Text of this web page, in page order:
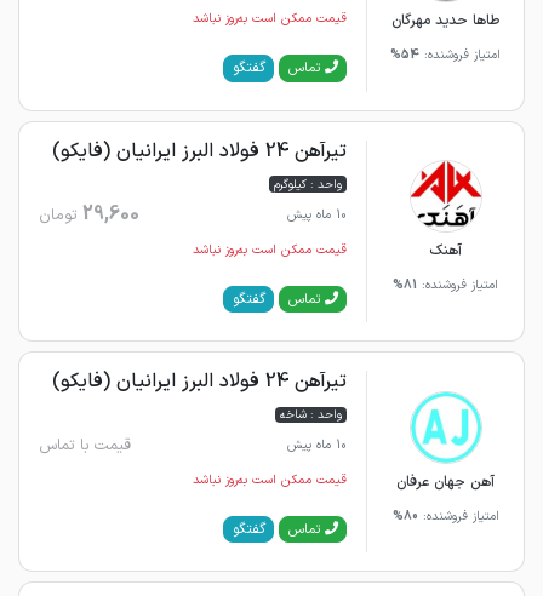
طاها حدید مهرگان
امتیاز فروشنده: 54%
قیمت ممکن است به‌روز نباشد
تماس گفتگو
آهنک
امتیاز فروشنده: 81%
تیرآهن 24 فولاد البرز ایرانیان (فایکو)
واحد : کیلوگرم
10 ماه پیش
29,600 تومان
قیمت ممکن است به‌روز نباشد
تماس گفتگو
آهن جهان عرفان
امتیاز فروشنده: 80%
تیرآهن 24 فولاد البرز ایرانیان (فایکو)
واحد : شاخه
10 ماه پیش
قیمت با تماس
قیمت ممکن است به‌روز نباشد
تماس گفتگو